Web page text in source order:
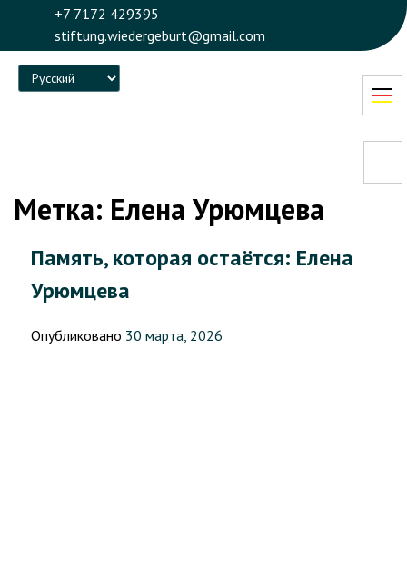
+7 7172 429395
stiftung.wiedergeburt@gmail.com
Language
Метка: Елена Урюмцева
Память, которая остаётся: Елена
Урюмцева
Опубликовано 30 марта, 2026